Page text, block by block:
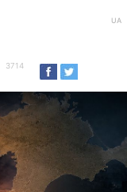
UA
3714